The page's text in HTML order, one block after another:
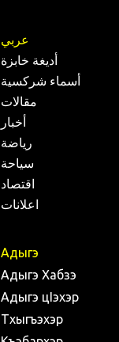
عربي
أديغة خابزة
أسماء شركسية
مقالات
أخبار
رياضة
سياحة
اقتصاد
اعلانات
Адыгэ
Адыгэ Хабзэ
Адыгэ цIэхэр
Тхыгъэхэр